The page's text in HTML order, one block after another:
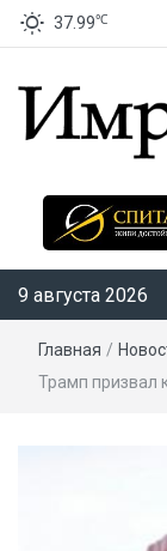
37.99℃
9 августа 2026
Главная /
Трамп призвал